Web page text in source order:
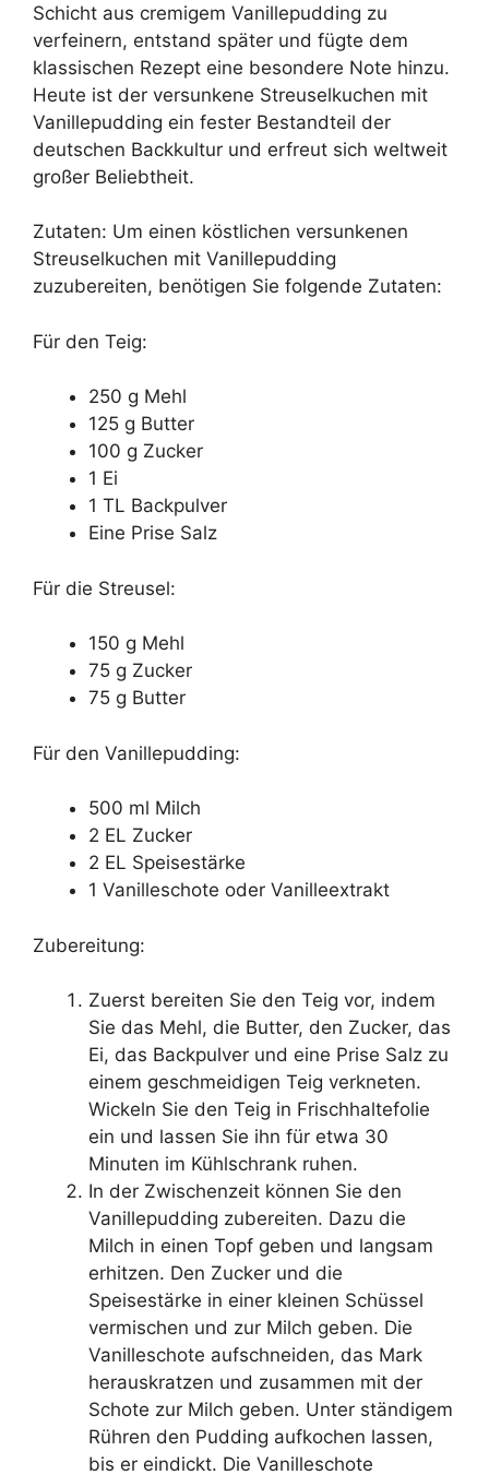
Schicht aus cremigem Vanillepudding zu
verfeinern, entstand später und fügte dem
klassischen Rezept eine besondere Note hinzu.
Heute ist der versunkene Streuselkuchen mit
Vanillepudding ein fester Bestandteil der
deutschen Backkultur und erfreut sich weltweit
großer Beliebtheit.
Zutaten: Um einen köstlichen versunkenen
Streuselkuchen mit Vanillepudding
zuzubereiten, benötigen Sie folgende Zutaten:
Für den Teig:
250 g Mehl
125 g Butter
100 g Zucker
1 Ei
1 TL Backpulver
Eine Prise Salz
Für die Streusel:
150 g Mehl
75 g Zucker
75 g Butter
Für den Vanillepudding:
500 ml Milch
2 EL Zucker
2 EL Speisestärke
1 Vanilleschote oder Vanilleextrakt
Zubereitung:
Zuerst bereiten Sie den Teig vor, indem
Sie das Mehl, die Butter, den Zucker, das
Ei, das Backpulver und eine Prise Salz zu
einem geschmeidigen Teig verkneten.
Wickeln Sie den Teig in Frischhaltefolie
ein und lassen Sie ihn für etwa 30
Minuten im Kühlschrank ruhen.
In der Zwischenzeit können Sie den
Vanillepudding zubereiten. Dazu die
Milch in einen Topf geben und langsam
erhitzen. Den Zucker und die
Speisestärke in einer kleinen Schüssel
vermischen und zur Milch geben. Die
Vanilleschote aufschneiden, das Mark
herauskratzen und zusammen mit der
Schote zur Milch geben. Unter ständigem
Rühren den Pudding aufkochen lassen,
bis er eindickt. Die Vanilleschote